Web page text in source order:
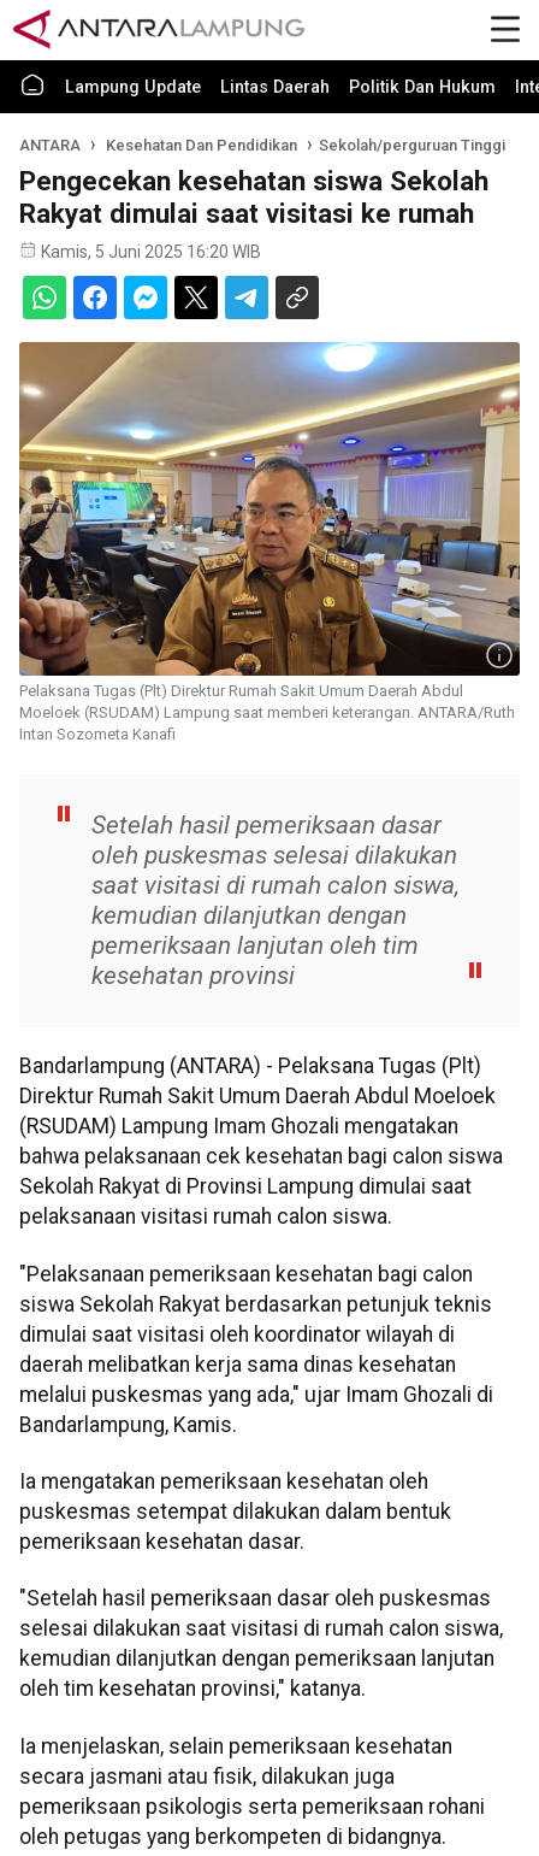
Lampung Update Lintas Daerah Politik Dan Hukum
ANTARA Kesehatan Dan Pendidikan Sekolah/perguruan Tinggi
Pengecekan kesehatan siswa Sekolah
Rakyat dimulai saat visitasi ke rumah
Kamis, 5 Juni 2025 16:20 WIB
Pelaksana Tugas (Plt) Direktur Rumah Sakit Umum Daerah Abdul
Moeloek (RSUDAM) Lampung saat memberi keterangan. ANTARA/Ruth
Intan Sozometa Kanafi
Setelah hasil pemeriksaan dasar
oleh puskesmas selesai dilakukan
saat visitasi di rumah calon siswa,
kemudian dilanjutkan dengan
pemeriksaan lanjutan oleh tim
kesehatan provinsi
Bandarlampung (ANTARA) - Pelaksana Tugas (Plt)
Direktur Rumah Sakit Umum Daerah Abdul Moeloek
(RSUDAM) Lampung Imam Ghozali mengatakan
bahwa pelaksanaan cek kesehatan bagi calon siswa
Sekolah Rakyat di Provinsi Lampung dimulai saat
pelaksanaan visitasi rumah calon siswa.
"Pelaksanaan pemeriksaan kesehatan bagi calon
siswa Sekolah Rakyat berdasarkan petunjuk teknis
dimulai saat visitasi oleh koordinator wilayah di
daerah melibatkan kerja sama dinas kesehatan
melalui puskesmas yang ada," ujar Imam Ghozali di
Bandarlampung, Kamis.
Ia mengatakan pemeriksaan kesehatan oleh
puskesmas setempat dilakukan dalam bentuk
pemeriksaan kesehatan dasar.
"Setelah hasil pemeriksaan dasar oleh puskesmas
selesai dilakukan saat visitasi di rumah calon siswa,
kemudian dilanjutkan dengan pemeriksaan lanjutan
oleh tim kesehatan provinsi," katanya.
Ia menjelaskan, selain pemeriksaan kesehatan
secara jasmani atau fisik, dilakukan juga
pemeriksaan psikologis serta pemeriksaan rohani
oleh petugas yang berkompeten di bidangnya.